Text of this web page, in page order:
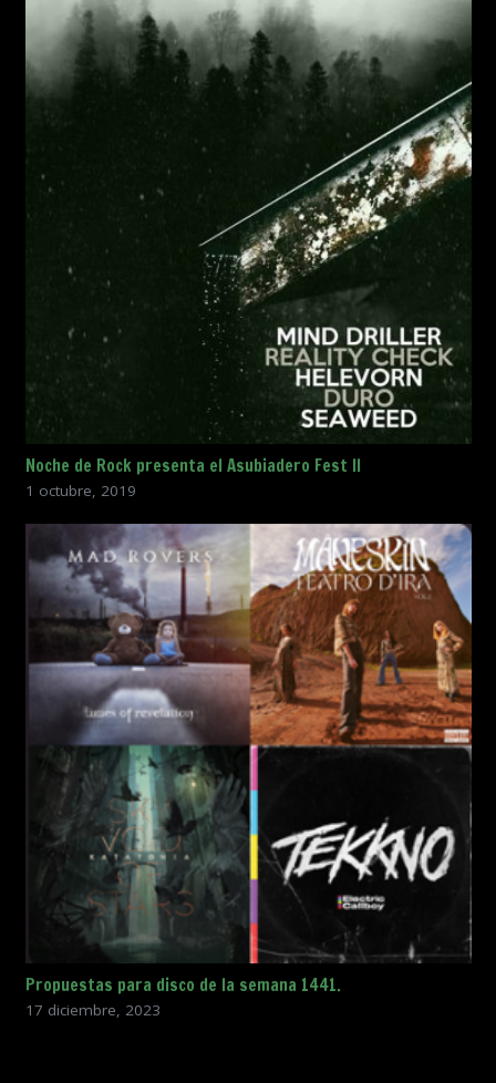
Noche de Rock presenta el Asubiadero Fest II
1 octubre, 2019
Propuestas para disco de la semana 1441.
17 diciembre, 2023